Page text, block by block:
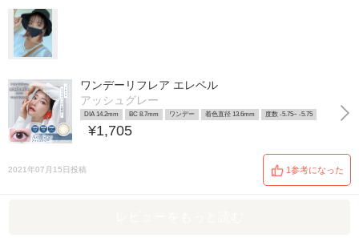
ワンデーリフレア エレベル
アッシュグレー
DIA 14.2mm BC 8.7mm ワンデー 着色直径 13.6mm 度数 -5.75~ -5.75
¥1,705
2021年07月15日投稿 1参考になった